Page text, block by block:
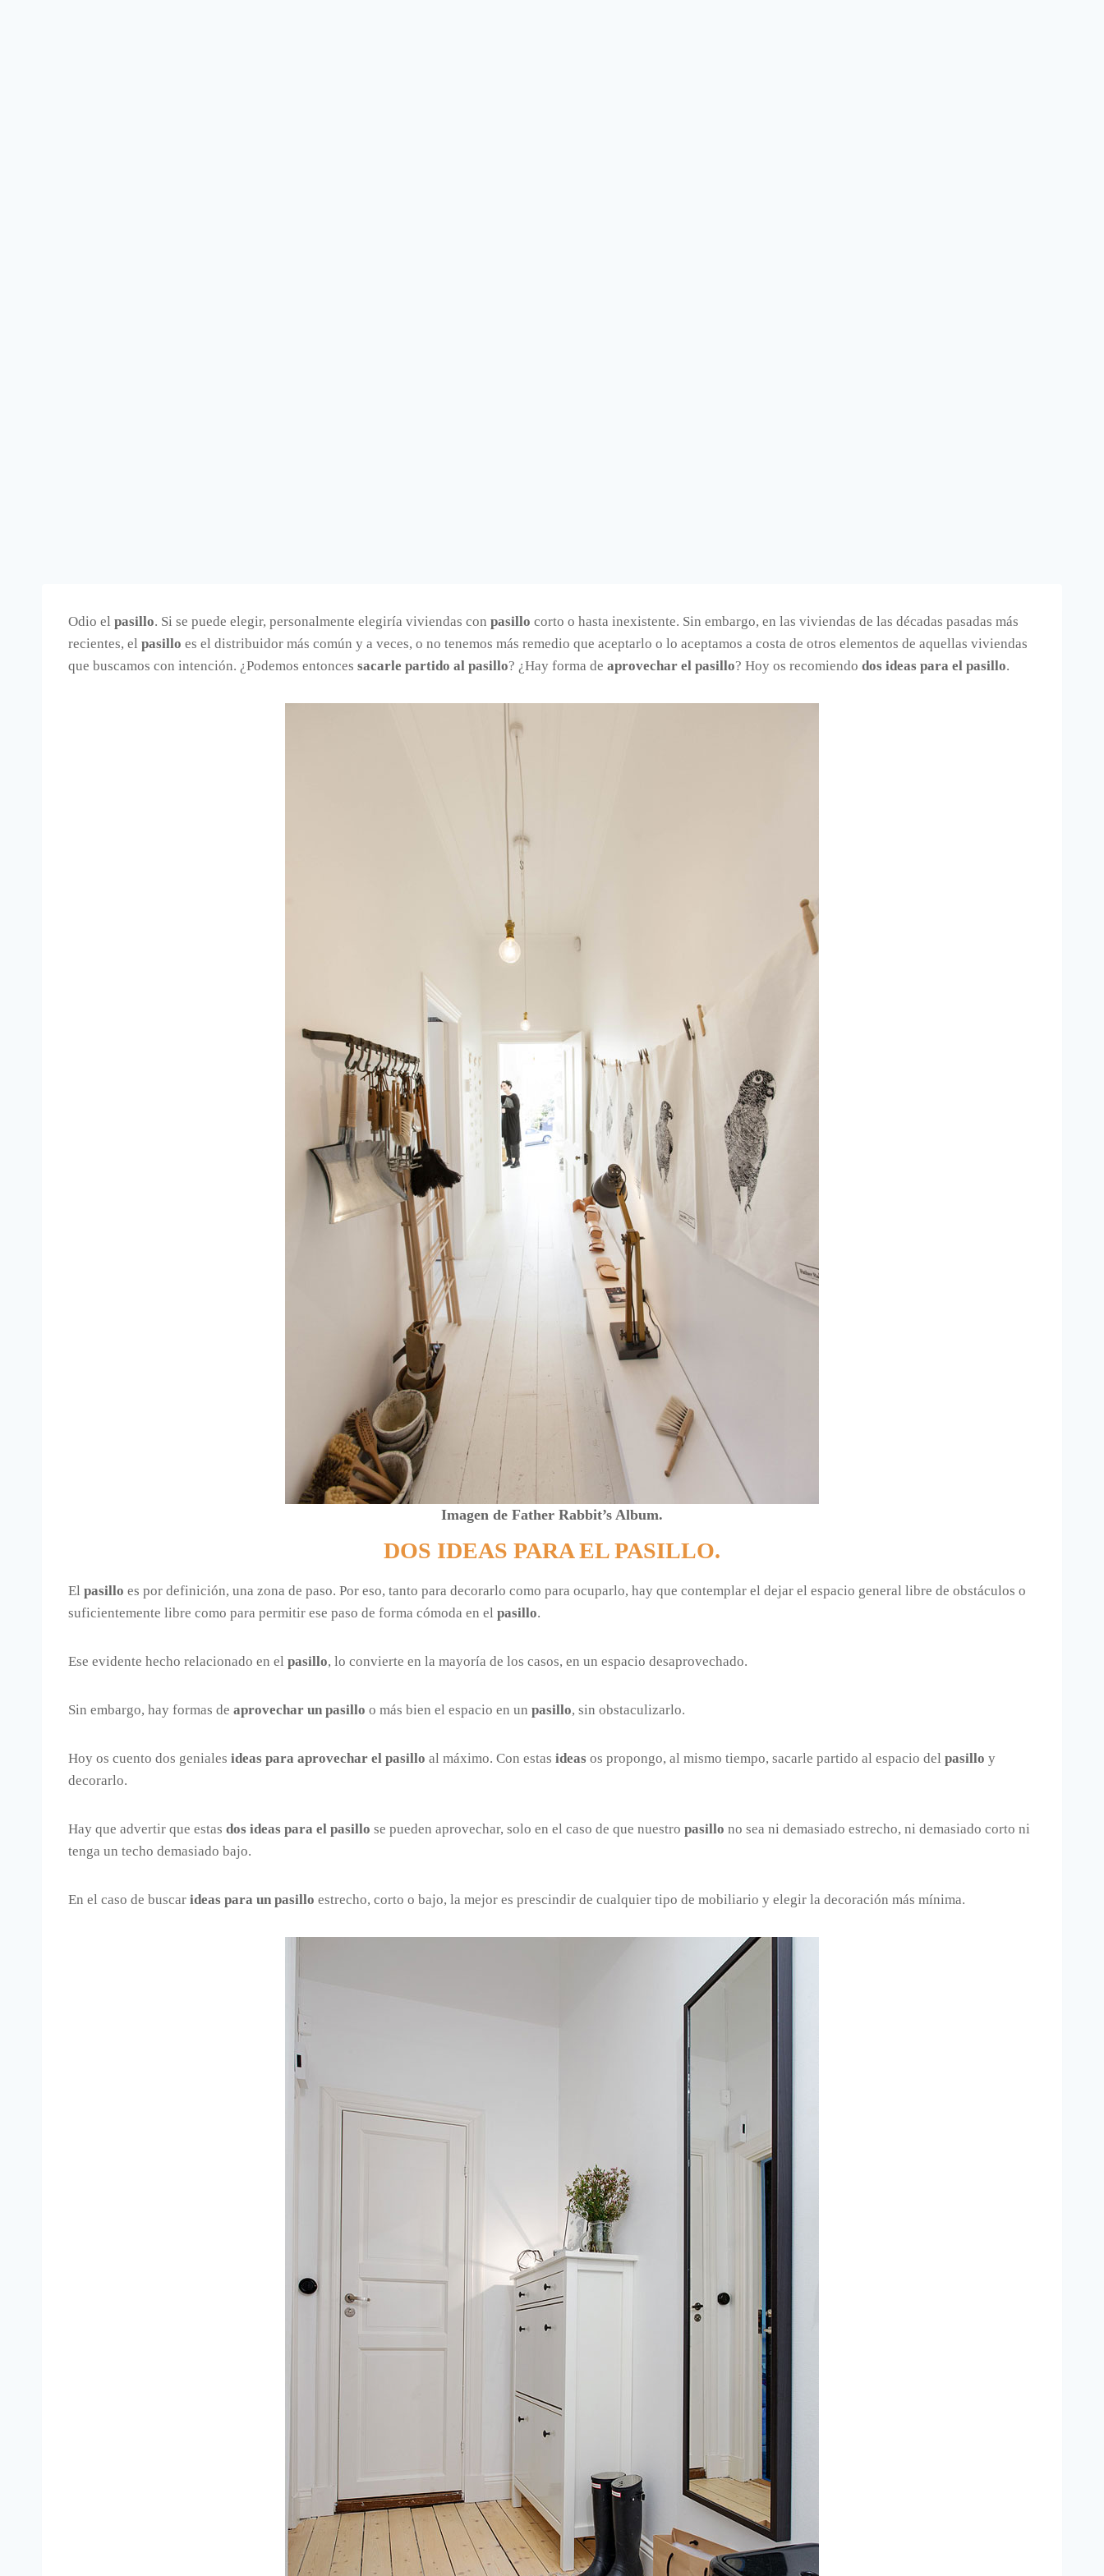
Odio el pasillo. Si se puede elegir, personalmente elegiría viviendas con pasillo corto o hasta inexistente. Sin embargo, en las viviendas de las décadas pasadas más
recientes, el pasillo es el distribuidor más común y a veces, o no tenemos más remedio que aceptarlo o lo aceptamos a costa de otros elementos de aquellas viviendas
que buscamos con intención. ¿Podemos entonces sacarle partido al pasillo? ¿Hay forma de aprovechar el pasillo? Hoy os recomiendo dos ideas para el pasillo.
Imagen de Father Rabbit’s Album.
DOS IDEAS PARA EL PASILLO.
El pasillo es por definición, una zona de paso. Por eso, tanto para decorarlo como para ocuparlo, hay que contemplar el dejar el espacio general libre de obstáculos o
suficientemente libre como para permitir ese paso de forma cómoda en el pasillo.
Ese evidente hecho relacionado en el pasillo, lo convierte en la mayoría de los casos, en un espacio desaprovechado.
Sin embargo, hay formas de aprovechar un pasillo o más bien el espacio en un pasillo, sin obstaculizarlo.
Hoy os cuento dos geniales ideas para aprovechar el pasillo al máximo. Con estas ideas os propongo, al mismo tiempo, sacarle partido al espacio del pasillo y
decorarlo.
Hay que advertir que estas dos ideas para el pasillo se pueden aprovechar, solo en el caso de que nuestro pasillo no sea ni demasiado estrecho, ni demasiado corto ni
tenga un techo demasiado bajo.
En el caso de buscar ideas para un pasillo estrecho, corto o bajo, la mejor es prescindir de cualquier tipo de mobiliario y elegir la decoración más mínima.